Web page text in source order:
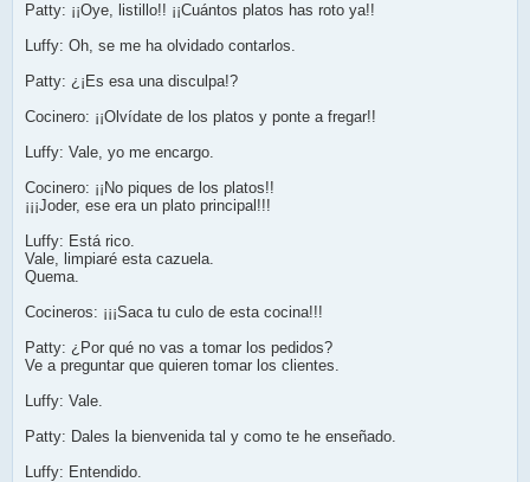
Patty: ¡¡Oye, listillo!! ¡¡Cuántos platos has roto ya!!
Luffy: Oh, se me ha olvidado contarlos.
Patty: ¿¡Es esa una disculpa!?
Cocinero: ¡¡Olvídate de los platos y ponte a fregar!!
Luffy: Vale, yo me encargo.
Cocinero: ¡¡No piques de los platos!!
¡¡¡Joder, ese era un plato principal!!!
Luffy: Está rico.
Vale, limpiaré esta cazuela.
Quema.
Cocineros: ¡¡¡Saca tu culo de esta cocina!!!
Patty: ¿Por qué no vas a tomar los pedidos?
Ve a preguntar que quieren tomar los clientes.
Luffy: Vale.
Patty: Dales la bienvenida tal y como te he enseñado.
Luffy: Entendido.